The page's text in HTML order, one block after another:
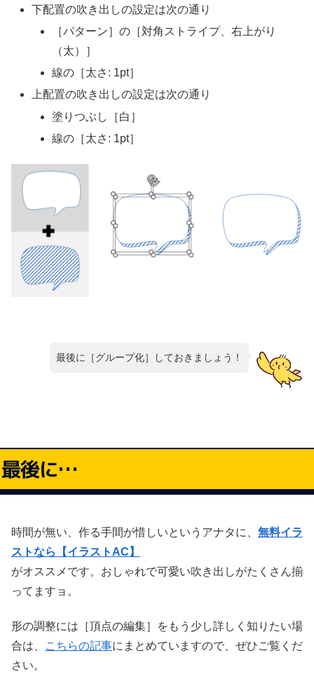
下配置の吹き出しの設定は次の通り
［パターン］の［対角ストライプ、右上がり
（太）］
線の［太さ: 1pt］
上配置の吹き出しの設定は次の通り
塗りつぶし［白］
線の［太さ: 1pt］
最後に［グループ化］しておきましょう！
最後に…
時間が無い、作る手間が惜しいというアナタに、 無料イラ
ストなら【イラストAC】
がオススメです。おしゃれで可愛い吹き出しがたくさん揃
ってますョ。
形の調整には［頂点の編集］をもう少し詳しく知りたい場
合は、
こちらの記事にまとめていますので、ぜひご覧くだ
さい。